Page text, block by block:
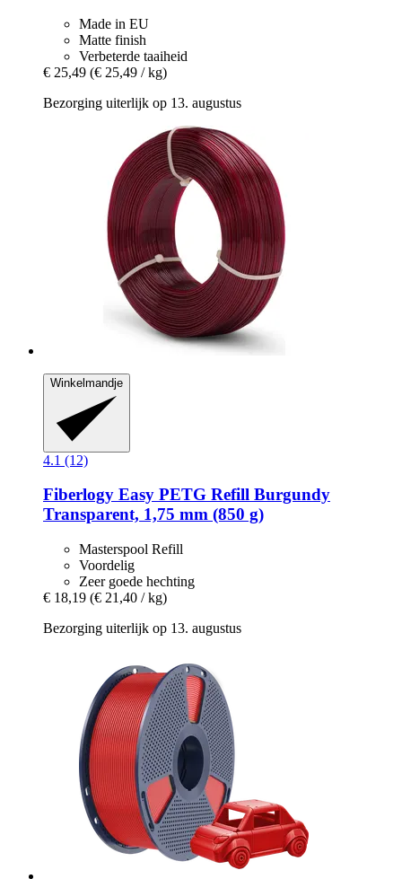
Made in EU
Matte finish
Verbeterde taaiheid
€ 25,49 (€ 25,49 / kg)
Bezorging uiterlijk op 13. augustus
Winkelmandje
4.1 (12)
Fiberlogy Easy PETG Refill Burgundy
Transparent, 1,75 mm (850 g)
Masterspool Refill
Voordelig
Zeer goede hechting
€ 18,19 (€ 21,40 / kg)
Bezorging uiterlijk op 13. augustus